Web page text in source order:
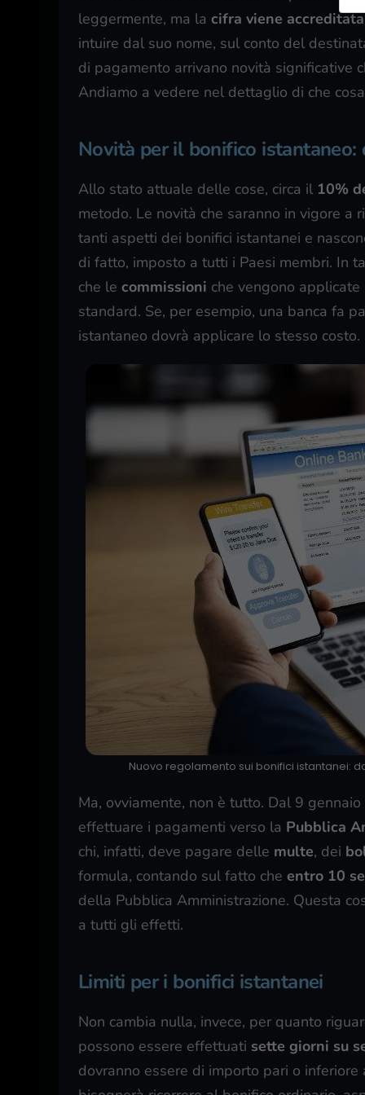
leggermente, ma la cifra viene
intuire dal suo nome, sul conto del
di pagamento arrivano novità significative
Andiamo a vedere nel dettaglio di che
Novità per il bonifico istantaneo:
Allo stato attuale delle cose, circa il 10%
metodo. Le novità che saranno in vigore
tanti aspetti dei bonifici istantanei e
di fatto, imposto a tutti i Paesi membri. In
che le commissioni che vengono
standard. Se, per esempio, una banca fa
istantaneo dovrà applicare lo stesso costo.
Nuovo regolamento sui bonifici istantanei:
Ma, ovviamente, non è tutto. Dal 9
effettuare i pagamenti verso la Pubblica
chi, infatti, deve pagare delle multe, dei
formula, contando sul fatto che entro 10
della Pubblica Amministrazione. Questa
a tutti gli effetti.
Limiti per i bonifici istantanei
Non cambia nulla, invece, per quanto
possono essere effettuati sette giorni su
dovranno essere di importo pari o inferiore